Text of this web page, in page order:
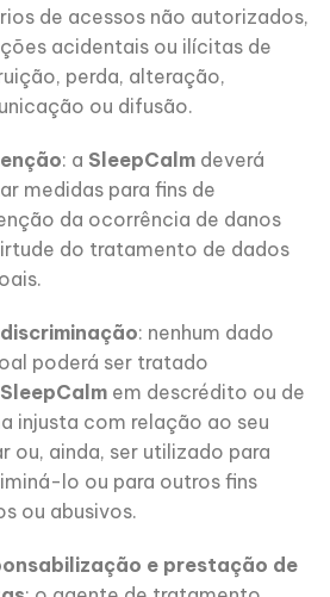
de acessos não autorizados,
acidentais ou ilícitas de
perda, alteração,
ou difusão.
: a SleepCalm deverá
medidas para fins de
da ocorrência de danos
do tratamento de dados
: nenhum dado
poderá ser tratado
SleepCalm em descrédito ou de
injusta com relação ao seu
ou, ainda, ser utilizado para
lo ou para outros fins
ou abusivos.
e prestação de